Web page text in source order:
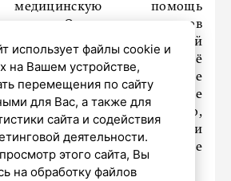
медицинскую помощь
месте. Один из сотрудников
представленной военной
в приемное отделение ещё
людей. Чуть позже
доставила в приемное
одного пострадавшего,
После осмотра все они
домой, у них лёгкие
- сказал Жарков.
использует файлы cookie и
на Вашем устройстве,
перемещения по сайту
для Вас, а также для
сайта и содействия
деятельности.
этого сайта, Вы
на обработку файлов